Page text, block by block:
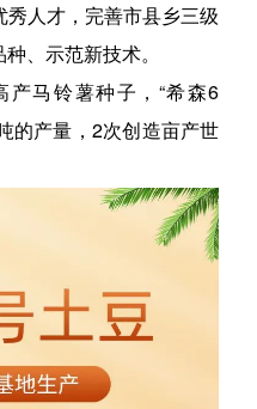
人才，完善市县乡三级
、示范新技术。
马铃薯种子，“希森6
的产量，2次创造亩产世